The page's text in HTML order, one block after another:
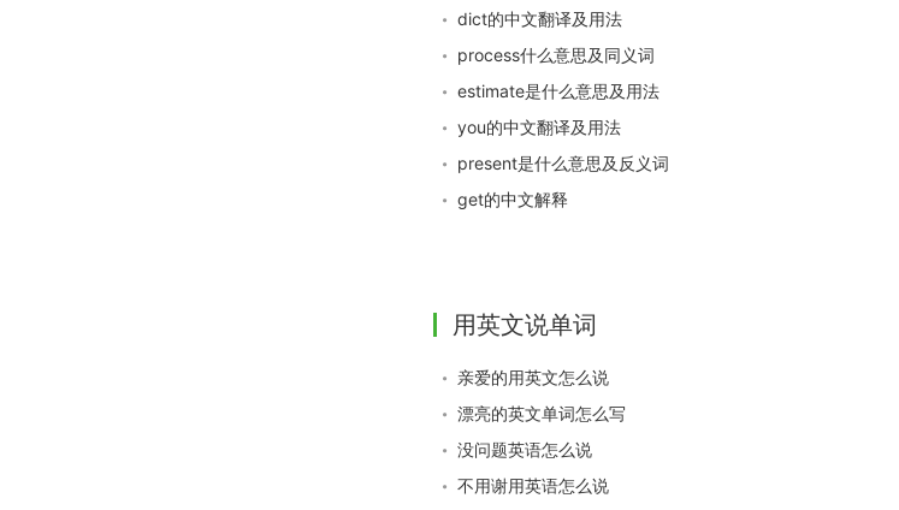
dict的中文翻译及用法
process什么意思及同义词
estimate是什么意思及用法
you的中文翻译及用法
present是什么意思及反义词
get的中文解释
用英文说单词
亲爱的用英文怎么说
漂亮的英文单词怎么写
没问题英语怎么说
不用谢用英语怎么说